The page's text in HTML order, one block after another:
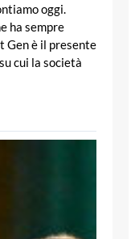
oggi.
ha sempre
Gen è il presente
cui la società